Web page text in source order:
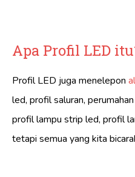
Apa Profil LED
Profil LED juga menelepon
led, profil saluran,
profil lampu strip led, profil
tetapi semua yang kita